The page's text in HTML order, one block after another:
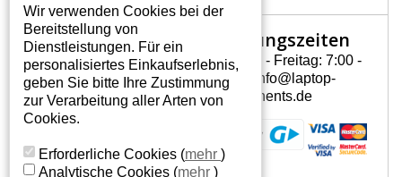
Originaldisplays, die die hohe
Qualitätsklasse A+ erfüllen, also
ohne mangelhafte Pixel, und
zwar über die gesamte
Garantiezeit.
WIE KÖNNEN SIE FESTSTELLEN,
WELCHES DISPLAY SIE FÜR IHREN
NOTEBOOK BRAUCHEN GATEWAY
Über uns - Impressum
Mein Konto
Mein Konto
Persönliche Daten
Addressen
Öffnungszeiten
Montag - Freitag: 7:00 -
15:30 info@laptop-
components.de
Wir verwenden Cookies bei der
Bereitstellung von
Dienstleistungen. Für ein
personalisiertes Einkaufserlebnis,
geben Sie bitte Ihre Zustimmung
zur Verarbeitung aller Arten von
Cookies.
Erforderliche Cookies (mehr )
Analytische Cookies (mehr )